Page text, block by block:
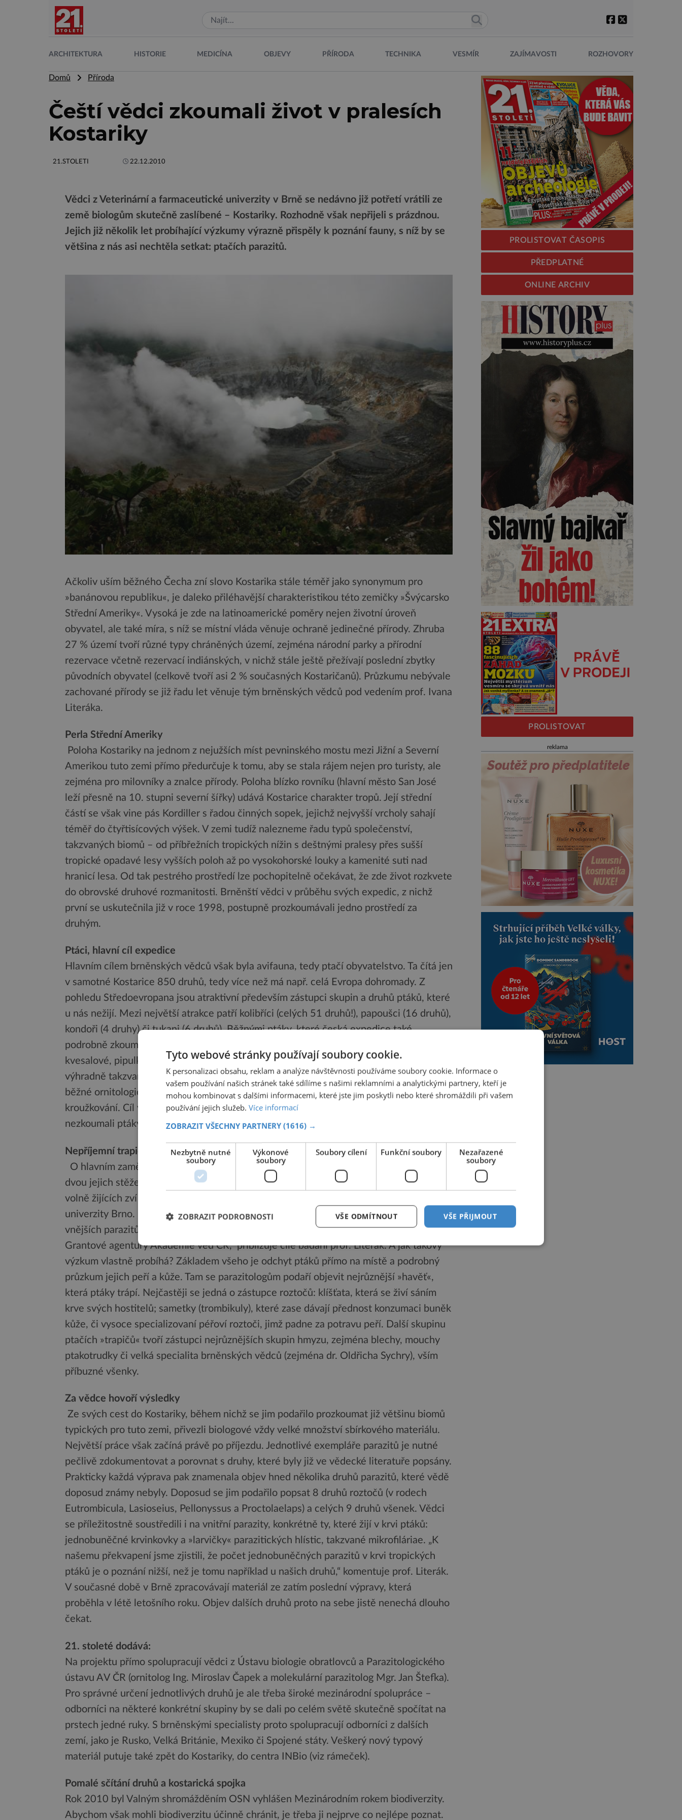
ARCHITEKTURA HISTORIE MEDICÍNA OBJEVY PŘÍRODA TECHNIKA VESMÍR ZAJÍMAVOSTI ROZHOVORY
Domů Příroda
Čeští vědci zkoumali život v pralesích
Kostariky
21.STOLETI 22.12.2010
Vědci z Veterinární a farmaceutické univerzity v Brně se nedávno již potřetí vrátili ze
země biologům skutečně zaslíbené – Kostariky. Rozhodně však nepřijeli s prázdnou.
Jejich již několik let probíhající výzkumy výrazně přispěly k poznání fauny, s níž by se
většina z nás asi nechtěla setkat: ptačích parazitů.
Ačkoliv uším běžného Čecha zní slovo Kostarika stále téměř jako synonymum pro
»banánovou republiku«, je daleko přiléhavější charakteristikou této zemičky »Švýcarsko
Střední Ameriky«. Vysoká je zde na latinoamerické poměry nejen životní úroveň
obyvatel, ale také míra, s níž se místní vláda věnuje ochraně jedinečné přírody. Zhruba
27 % území tvoří různé typy chráněných území, zejména národní parky a přírodní
rezervace včetně rezervací indiánských, v nichž stále ještě přežívají poslední zbytky
původních obyvatel (celkově tvoří asi 2 % současných Kostaričanů). Průzkumu nebývale
zachované přírody se již řadu let věnuje tým brněnských vědců pod vedením prof. Ivana
Literáka.
Perla Střední Ameriky
Poloha Kostariky na jednom z nejužších míst pevninského mostu mezi Jižní a Severní
Amerikou tuto zemi přímo předurčuje k tomu, aby se stala rájem nejen pro turisty, ale
zejména pro milovníky a znalce přírody. Poloha blízko rovníku (hlavní město San José
leží přesně na 10. stupni severní šířky) udává Kostarice charakter tropů. Její střední
částí se však vine pás Kordiller s řadou činných sopek, jejichž nejvyšší vrcholy sahají
téměř do čtyřtisícových výšek. V zemi tudíž nalezneme řadu typů společenství,
takzvaných biomů – od příbřežních tropických nížin s deštnými pralesy přes sušší
tropické opadavé lesy vyšších poloh až po vysokohorské louky a kamenité suti nad
hranicí lesa. Od tak pestrého prostředí lze pochopitelně očekávat, že zde život rozkvete
do obrovské druhové rozmanitosti. Brněnští vědci v průběhu svých expedic, z nichž
první se uskutečnila již v roce 1998, postupně prozkoumávali jedno prostředí za
druhým.
Ptáci, hlavní cíl expedice
Hlavním cílem brněnských vědců však byla avifauna, tedy ptačí obyvatelstvo. Ta čítá jen
v samotné Kostarice 850 druhů, tedy více než má např. celá Evropa dohromady. Z
pohledu Středoevropana jsou atraktivní především zástupci skupin a druhů ptáků, které
u nás nežijí. Mezi největší atrakce patří kolibříci (celých 51 druhů!), papoušci (16 druhů),
kondoři (4 druhy) či tukani (6 druhů). Běžnými ptáky, které česká expedice také
podrobně zkoumala, jsou druhy s nepříliš povědomě znějícími jmény, jako jsou
kvesalové, pipulky, kotingy, klouzálci či mravenčíci. K jejich odchytu používali vědci
výhradně takzvané neinvazní metody, které objekt jejich zájmu nijak nepoškozovaly –
běžné ornitologické sítě, které jsou u nás používány např. při odchytu ptáků pro
kroužkování. Cíl výzkumu byl však pro běžného člověka ještě podivnější. Vědci totiž
nezkoumali ptáky samotné, ale jejich nevítané nájemníky – parazity.
Nepříjemní trapiči ptáků
O hlavním zaměření expedic brněnských vědců vypovídá už samotný název pracoviště
dvou jejich stěžejních členů prof. Literáka a doc. Jiřího Klimeše: Ústav biologie a chorob
volně žijících zvířat z Fakulty veterinární hygieny a ekologie Veterinární a farmaceutické
univerzity Brno. „Hlavním cílem našich expedic bylo zmapování biologické různorodosti
vnějších parazitů ptáků, tzv. ektoparazitů. Na náš výzkum jsme dostali tříletý grant od
Grantové agentury Akademie věd ČR,“ přibližuje cíle bádání prof. Literák. A jak takový
výzkum vlastně probíhá? Základem všeho je odchyt ptáků přímo na místě a podrobný
průzkum jejich peří a kůže. Tam se parazitologům podaří objevit nejrůznější »havěť«,
která ptáky trápí. Nejčastěji se jedná o zástupce roztočů: klíšťata, která se živí sáním
krve svých hostitelů; sametky (trombikuly), které zase dávají přednost konzumaci buněk
kůže, či vysoce specializovaní péřoví roztoči, jimž padne za potravu peří. Další skupinu
ptačích »trapičů« tvoří zástupci nejrůznějších skupin hmyzu, zejména blechy, mouchy
ptakotrudky či velká specialita brněnských vědců (zejména dr. Oldřicha Sychry), vším
příbuzné všenky.
Za vědce hovoří výsledky
Ze svých cest do Kostariky, během nichž se jim podařilo prozkoumat již většinu biomů
typických pro tuto zemi, přivezli biologové vždy velké množství sbírkového materiálu.
Největší práce však začíná právě po příjezdu. Jednotlivé exempláře parazitů je nutné
pečlivě zdokumentovat a porovnat s druhy, které byly již ve vědecké literatuře popsány.
Prakticky každá výprava pak znamenala objev hned několika druhů parazitů, které vědě
doposud známy nebyly. Doposud se jim podařilo popsat 8 druhů roztočů (v rodech
Eutrombicula, Lasioseius, Pellonyssus a Proctolaelaps) a celých 9 druhů všenek. Vědci
se příležitostně soustředili i na vnitřní parazity, konkrétně ty, které žijí v krvi ptáků:
jednobuněčné krvinkovky a »larvičky« parazitických hlístic, takzvané mikrofiláriae. „K
našemu překvapení jsme zjistili, že počet jednobuněčných parazitů v krvi tropických
ptáků je o poznání nižší, než je tomu například u našich druhů,“ komentuje prof. Literák.
V současné době v Brně zpracovávají materiál ze zatím poslední výpravy, která
proběhla v létě letošního roku. Objev dalších druhů proto na sebe jistě nenechá dlouho
čekat.
21. stoleté dodává:
Na projektu přímo spolupracují vědci z Ústavu biologie obratlovců a Parazitologického
ústavu AV ČR (ornitolog Ing. Miroslav Čapek a molekulární parazitolog Mgr. Jan Štefka).
Pro správné určení jednotlivých druhů je ale třeba široké mezinárodní spolupráce –
odborníci na některé konkrétní skupiny by se dali po celém světě skutečně spočítat na
prstech jedné ruky. S brněnskými specialisty proto spolupracují odborníci z dalších
zemí, jako je Rusko, Velká Británie, Mexiko či Spojené státy. Veškerý nový typový
materiál putuje také zpět do Kostariky, do centra INBio (viz rámeček).
Pomalé sčítání druhů a kostarická spojka
Rok 2010 byl Valným shromážděním OSN vyhlášen Mezinárodním rokem biodiverzity.
Abychom však mohli biodiverzitu účinně chránit, je třeba ji nejprve co nejlépe poznat.
PROLISTOVAT ČASOPIS
PŘEDPLATNÉ
ONLINE ARCHIV
PROLISTOVAT
reklama
Tyto webové stránky používají soubory cookie.
K personalizaci obsahu, reklam a analýze návštěvnosti používáme soubory cookie. Informace o
vašem používání našich stránek také sdílíme s našimi reklamními a analytickými partnery, kteří je
mohou kombinovat s dalšími informacemi, které jste jim poskytli nebo které shromáždili při vašem
používání jejich služeb. Více informací
ZOBRAZIT VŠECHNY PARTNERY (1616) →
Nezbytně nutné
soubory
Výkonové
soubory
Soubory cílení Funkční soubory
Nezařazené
soubory
VŠE PŘIJMOUT
VŠE ODMÍTNOUT
ZOBRAZIT PODROBNOSTI